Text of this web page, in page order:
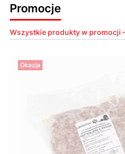
Promocje
Wszystkie produkty w promocji
Okazja